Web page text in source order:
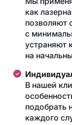
как
позволяют
с
устраняют
на
В нашей
подобрать
каждого